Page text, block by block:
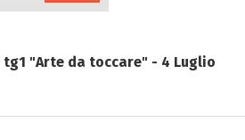
tg1 "Arte da toccare" - 4 Luglio